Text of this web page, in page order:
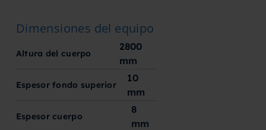
Dimensiones del equipo
Altura del cuerpo
2800
mm
Espesor fondo superior
10
mm
Espesor cuerpo
8
mm